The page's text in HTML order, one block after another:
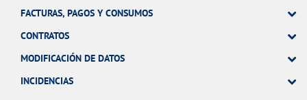
FACTURAS, PAGOS Y CONSUMOS
CONTRATOS
MODIFICACIÓN DE DATOS
INCIDENCIAS